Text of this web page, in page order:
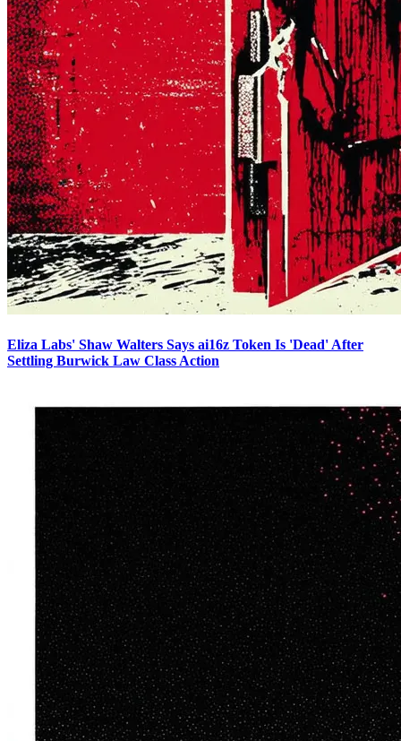
Eliza Labs' Shaw Walters Says ai16z Token Is 'Dead' After
Settling Burwick Law Class Action